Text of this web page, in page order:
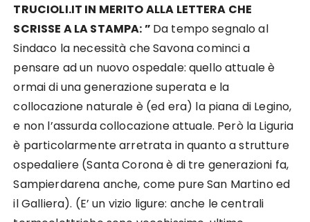
TRUCIOLI.IT IN MERITO ALLA LETTERA CHE
SCRISSE A LA STAMPA: ” Da tempo segnalo al
Sindaco la necessità che Savona cominci a
pensare ad un nuovo ospedale: quello attuale è
ormai di una generazione superata e la
collocazione naturale è (ed era) la piana di Legino,
e non l’assurda collocazione attuale. Però la Liguria
è particolarmente arretrata in quanto a strutture
ospedaliere (Santa Corona è di tre generazioni fa,
Sampierdarena anche, come pure San Martino ed
il Galliera). (E’ un vizio ligure: anche le centrali